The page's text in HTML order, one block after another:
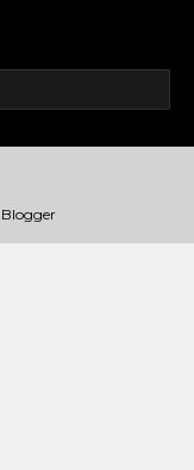
Blogger